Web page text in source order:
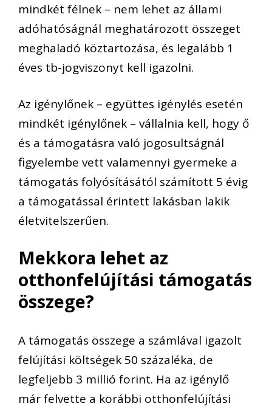
mindkét félnek – nem lehet az állami
adóhatóságnál meghatározott összeget
meghaladó köztartozása, és legalább 1
éves tb-jogviszonyt kell igazolni.
Az igénylőnek – együttes igénylés esetén
mindkét igénylőnek – vállalnia kell, hogy ő
és a támogatásra való jogosultságnál
figyelembe vett valamennyi gyermeke a
támogatás folyósításától számított 5 évig
a támogatással érintett lakásban lakik
életvitelszerűen.
Mekkora lehet az
otthonfelújítási támogatás
összege?
A támogatás összege a számlával igazolt
felújítási költségek 50 százaléka, de
legfeljebb 3 millió forint. Ha az igénylő
már felvette a korábbi otthonfelújítási